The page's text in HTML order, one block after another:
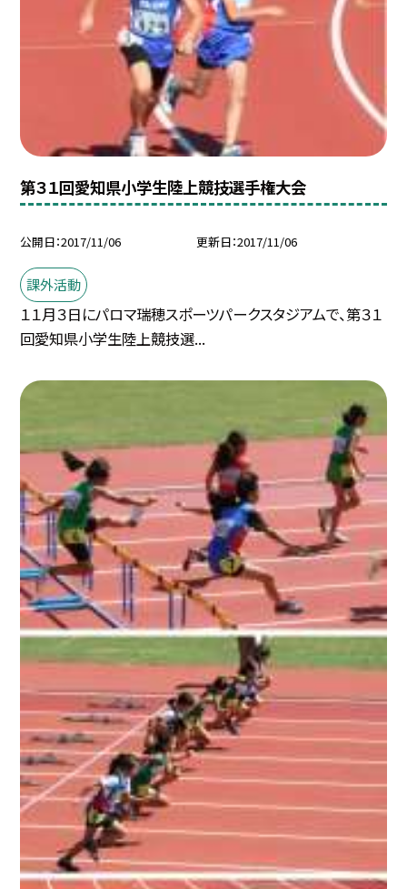
第３１回愛知県小学生陸上競技選手権大会
公開日 2017/11/06 更新日 2017/11/06
課外活動
１１月３日にパロマ瑞穂スポーツパークスタジアムで、第３１
回愛知県小学生陸上競技選...